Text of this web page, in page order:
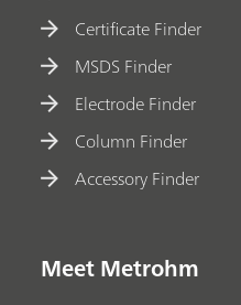
Certificate Finder
MSDS Finder
Electrode Finder
Column Finder
Accessory Finder
Meet Metrohm